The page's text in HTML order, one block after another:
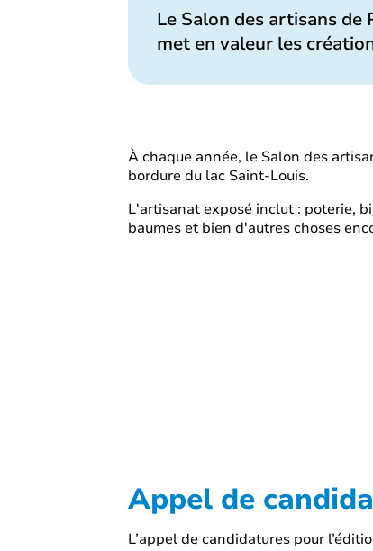
Le Salon des artisans de
met en valeur les
À chaque année, le Salon des
bordure du lac Saint-Louis.
L'artisanat exposé inclut : poterie,
baumes et bien d'autres choses
Appel de
L’appel de candidatures pour